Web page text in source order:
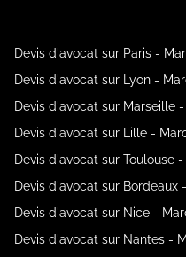
Devis d'avocat sur Paris -
Devis d'avocat sur Lyon -
Devis d'avocat sur Marseille
Devis d'avocat sur Lille -
Devis d'avocat sur Toulouse
Devis d'avocat sur Bordeaux
Devis d'avocat sur Nice -
Devis d'avocat sur Nantes -